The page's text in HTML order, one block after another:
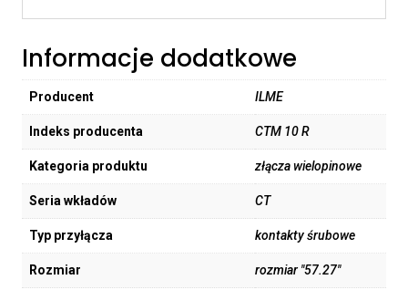
Informacje dodatkowe
Producent ILME
Indeks producenta CTM 10 R
Kategoria produktu złącza wielopinowe
Seria wkładów CT
Typ przyłącza kontakty śrubowe
Rozmiar rozmiar "57.27"